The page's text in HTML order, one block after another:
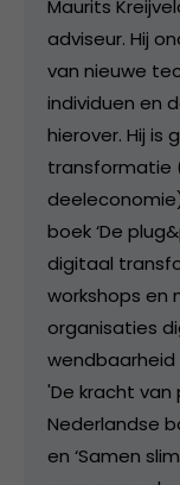
Maurits
adviseur. Hij
van nieuwe
individuen en
hierover. Hij is
transformatie
boek ‘De
digitaal
workshops en
organisaties
wendbaarheid
'De kracht
Nederlandse
en ‘Samen